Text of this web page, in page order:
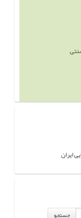
ایران
جستجو